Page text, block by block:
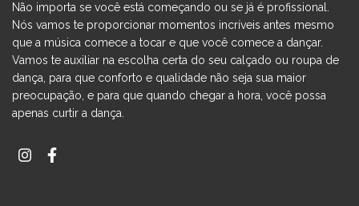
Não importa se você está começando ou se já é profissional.
Nós vamos te proporcionar momentos incríveis antes mesmo
que a música comece a tocar e que você comece a dançar.
Vamos te auxiliar na escolha certa do seu calçado ou roupa de
dança, para que conforto e qualidade não seja sua maior
preocupação, e para que quando chegar a hora, você possa
apenas curtir a dança.